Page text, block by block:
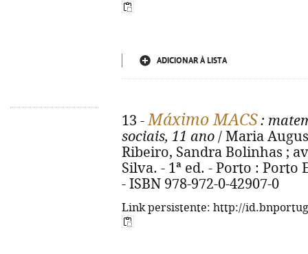
ADICIONAR À LISTA
13 -Máximo MACS:
sociais, 11 ano / Maria
Ribeiro, Sandra Bolinhas ;
Silva. - 1ª ed. - Porto : Porto
- ISBN 978-972-0-42907-0
Link persistente: http://